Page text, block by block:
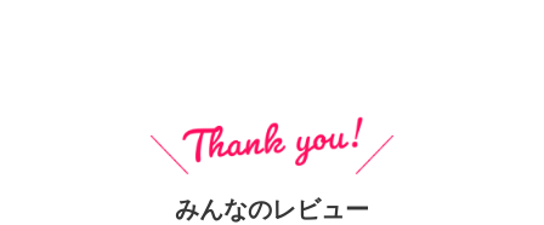
みんなのレビュー